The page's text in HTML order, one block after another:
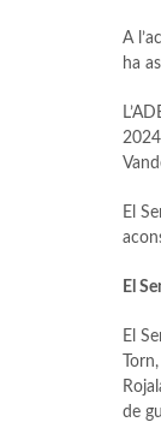
A
ha
El
El
El
de